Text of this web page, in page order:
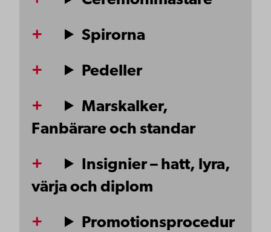
Spirorna
Pedeller
Marskalker,
Fanbärare och standar
Insignier – hatt, lyra,
värja och diplom
Promotionsprocedur